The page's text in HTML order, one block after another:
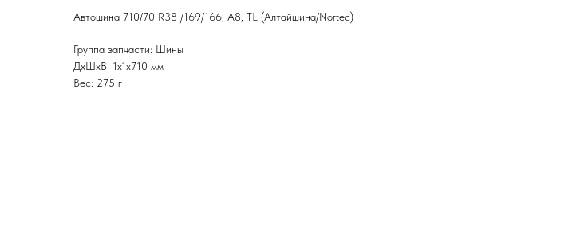
Автошина 710/70 R38 /169/166, А8, ТL (Алтайшина/Nortec)
Группа запчасти: Шины
ДxШxВ: 1x1x710 мм
Вес: 275 г